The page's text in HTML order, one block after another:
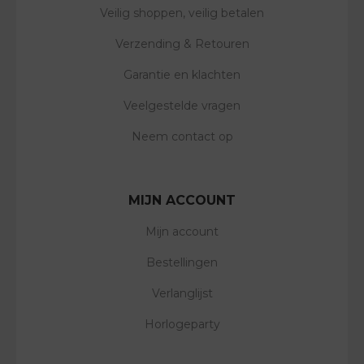
Veilig shoppen, veilig betalen
Verzending & Retouren
Garantie en klachten
Veelgestelde vragen
Neem contact op
MIJN ACCOUNT
Mijn account
Bestellingen
Verlanglijst
Horlogeparty